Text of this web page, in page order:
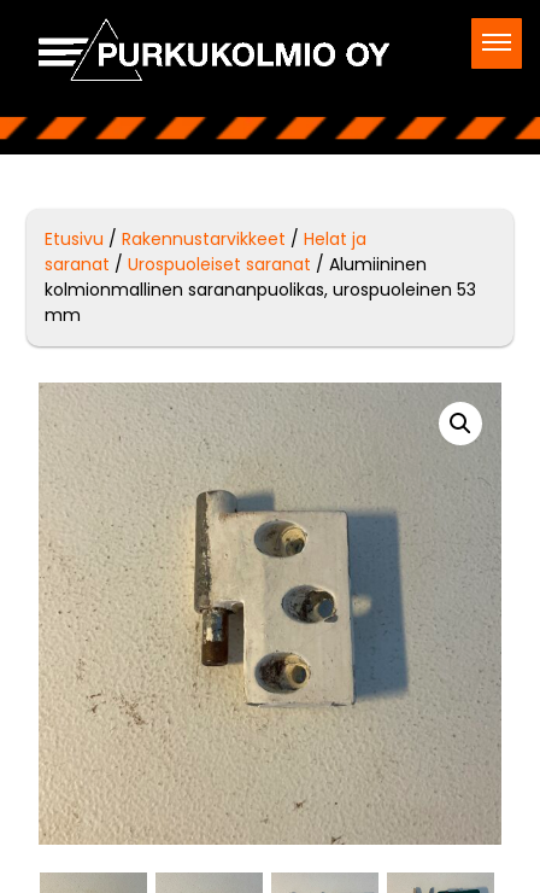
Etusivu /Rakennustarvikkeet /Helat ja
saranat /Urospuoleiset saranat / Alumiininen
kolmionmallinen sarananpuolikas, urospuoleinen 53
mm